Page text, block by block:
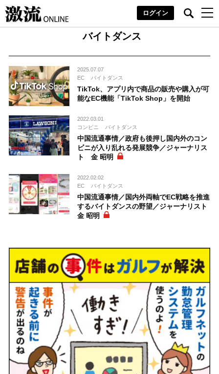
ログイン
バイトダンス
2025.07.07
EC
バイトダンス
TikTok、アプリ内で商品の販売や購入が可
能なEC機能「TikTok Shop」を開始
2022.03.01
コンビニ
バイトダンス
中国流通事情／政府も後押し国内外のコン
ビニが入り乱れる発展競争／ジャーナリス
ト 金 昭明
2022.02.02
EC
バイトダンス
中国流通事情／国内外両軸でEC戦略を推進
するバイトダンスの野望／ジャーナリスト
金 昭明